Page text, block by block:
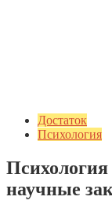
Достаток
Психология
научные